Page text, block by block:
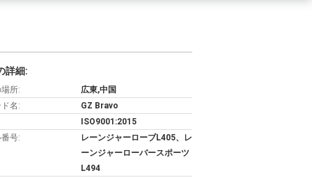
詳細:
所:
広東,中国
名:
GZ Bravo
ISO9001:2015
号:
レーンジャーローブL405、レ
ーンジャーローバースポーツ
L494